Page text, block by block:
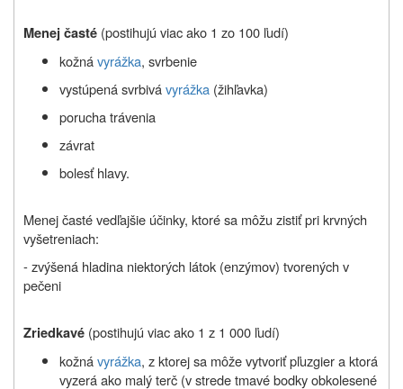
Menej časté (postihujú viac ako 1 zo 100 ľudí)
kožnávyrážka, svrbenie
vystúpená svrbivávyrážka (žihľavka)
porucha trávenia
závrat
bolesť hlavy.
Menej časté vedľajšie účinky, ktoré sa môžu zistiť pri krvných
vyšetreniach:
- zvýšená hladina niektorých látok (enzýmov) tvorených v
pečeni
Zriedkavé (postihujú viac ako 1 z 1 000 ľudí)
kožnávyrážka, z ktorej sa môže vytvoriť pľuzgier a ktorá
vyzerá ako malý terč (v strede tmavé bodky obkolesené